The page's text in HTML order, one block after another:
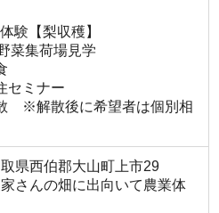
験【梨収穫】
菜集荷場見学
ミナー
※解散後に希望者は個別相
県西伯郡大山町上市29
さんの畑に出向いて農業体